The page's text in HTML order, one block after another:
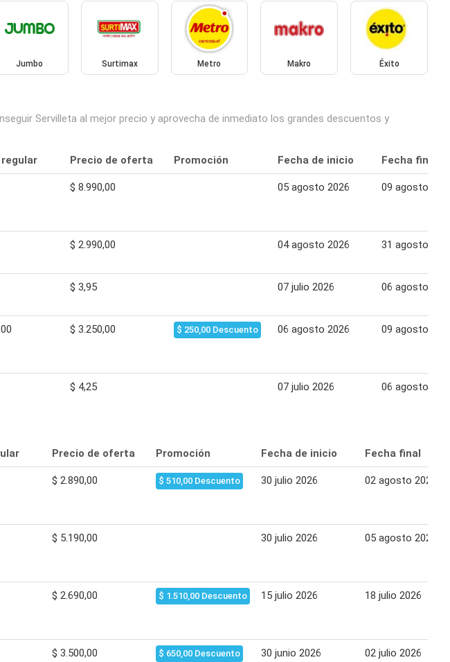
Jumbo Surtimax Metro Makro Éxito
Servilleta al mejor precio y aprovecha de inmediato los grandes descuentos y
Precio de oferta Promoción Fecha de inicio Fecha final
$ 8.990,00 05 agosto 2026 09 agosto
$ 2.990,00 04 agosto 2026 31 agosto
$ 3,95 07 julio 2026 06 agosto
$ 3.250,00 $ 250,00 Descuento 06 agosto 2026 09 agosto
$ 4,25 07 julio 2026 06 agosto
Precio de oferta Promoción Fecha de inicio Fecha final
$ 2.890,00 $ 510,00 Descuento 30 julio 2026 02 agosto 2026
$ 5.190,00 30 julio 2026 05 agosto 2026
$ 2.690,00 $ 1.510,00 Descuento 15 julio 2026 18 julio 2026
$ 3.500,00 $ 650,00 Descuento 30 junio 2026 02 julio 2026